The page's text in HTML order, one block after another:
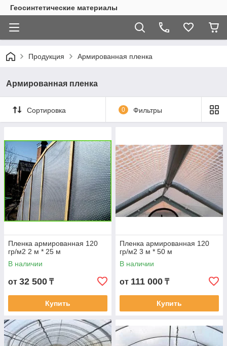
Геосинтетические материалы
Продукция Армированная пленка
Армированная пленка
Сортировка 0 Фильтры
Пленка армированная 120
гр/м2 2 м * 25 м
В наличии
от 32 500 ₸
Купить
Пленка армированная 120
гр/м2 3 м * 50 м
В наличии
от 111 000 ₸
Купить